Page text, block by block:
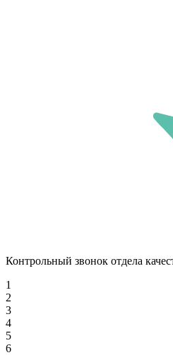
Контрольный звонок отдела
1
2
3
4
5
6